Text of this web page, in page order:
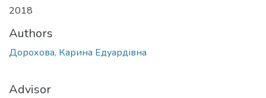
2018
Authors
Дорохова, Карина Едуардівна
Advisor